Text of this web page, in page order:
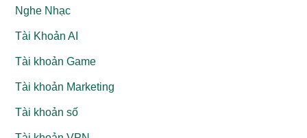
Nghe Nhạc
Tài Khoản AI
Tài khoản Game
Tài khoản Marketing
Tài khoản số